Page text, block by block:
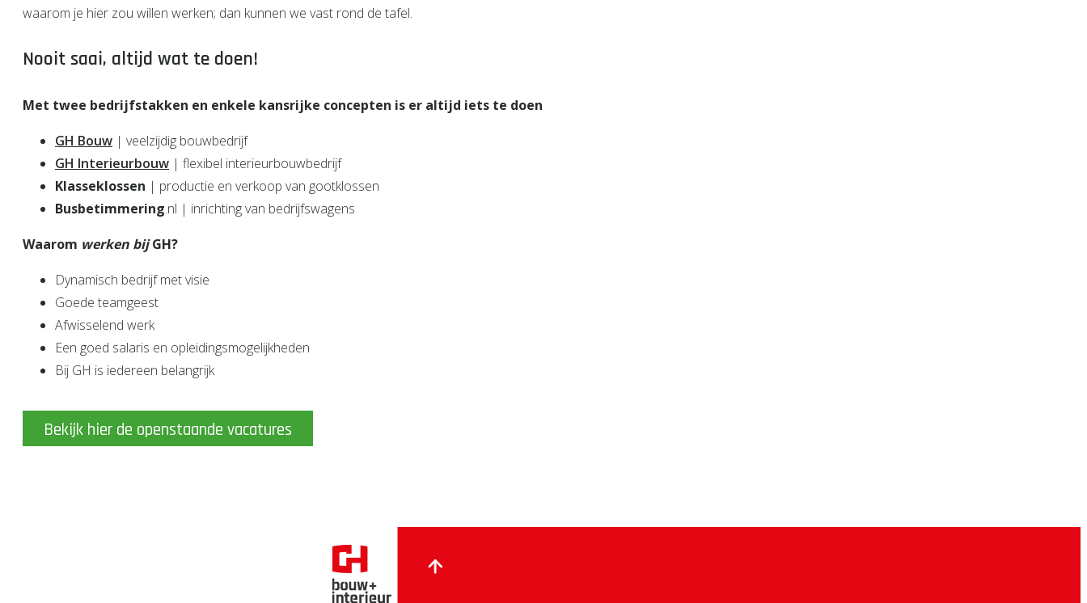
waarom je hier zou willen werken; dan kunnen we vast rond de tafel.
Nooit saai, altijd wat te doen!
Met twee bedrijfstakken en enkele kansrijke concepten is er altijd iets te doen
GH Bouw | veelzijdig bouwbedrijf
GH Interieurbouw | flexibel interieurbouwbedrijf
Klasseklossen | productie en verkoop van gootklossen
Busbetimmering.nl | inrichting van bedrijfswagens
Waarom werken bijGH?
Dynamisch bedrijf met visie
Goede teamgeest
Afwisselend werk
Een goed salaris en opleidingsmogelijkheden
Bij GH is iedereen belangrijk
Bekijk hier de openstaande vacatures